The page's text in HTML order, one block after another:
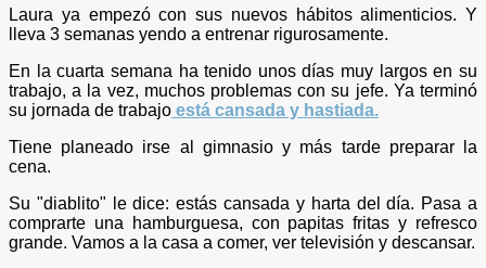
Laura ya empezó con sus nuevos hábitos alimenticios. Y
lleva 3 semanas yendo a entrenar rigurosamente.
En la cuarta semana ha tenido unos días muy largos en su
trabajo, a la vez, muchos problemas con su jefe. Ya terminó
su jornada de trabajo está cansada y hastiada.
Tiene planeado irse al gimnasio y más tarde preparar la
cena.
Su "diablito" le dice: estás cansada y harta del día. Pasa a
comprarte una hamburguesa, con papitas fritas y refresco
grande. Vamos a la casa a comer, ver televisión y descansar.